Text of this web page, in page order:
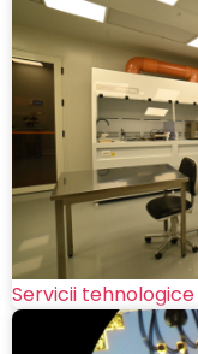
Servicii tehnologice